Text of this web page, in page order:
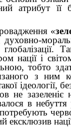
атрибут її
«
духовно-
нації і
тобто
з ним
ідеології,
не зазеленіє
в
ексклюзив